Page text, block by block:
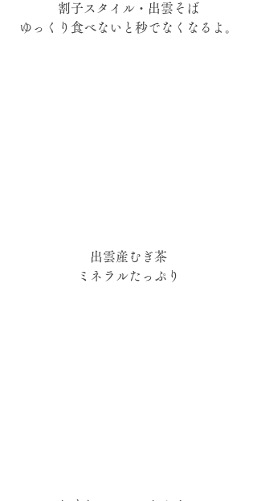
割子スタイル・出雲そば
ゆっくり食べないと秒でなくなるよ。
出雲産むぎ茶
ミネラルたっぷり